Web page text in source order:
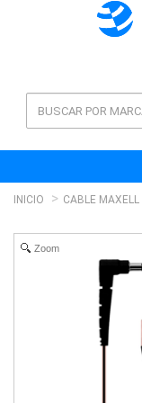
INICIO CABLE
Zoom